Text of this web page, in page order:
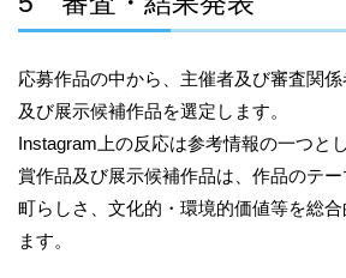
応募作品の中から、主催者及び審査関
及び展示候補作品を選定します。
Instagram上の反応は参考情報の一つと
賞作品及び展示候補作品は、作品のテ
町らしさ、文化的・環境的価値等を総
ます。